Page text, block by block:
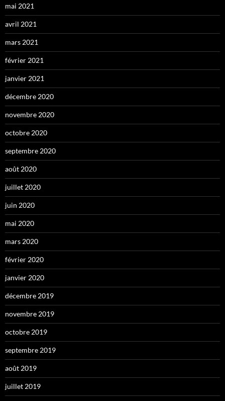
mai 2021
avril 2021
mars 2021
février 2021
janvier 2021
décembre 2020
novembre 2020
octobre 2020
septembre 2020
août 2020
juillet 2020
juin 2020
mai 2020
mars 2020
février 2020
janvier 2020
décembre 2019
novembre 2019
octobre 2019
septembre 2019
août 2019
juillet 2019